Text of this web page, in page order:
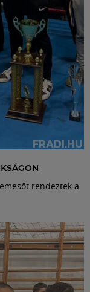
rendeztek a